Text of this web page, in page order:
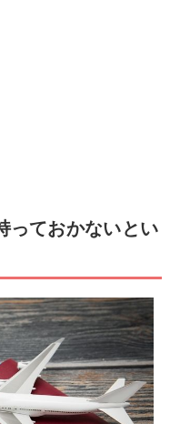
っておかないとい